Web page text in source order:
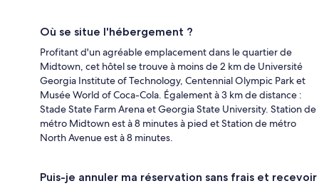
Où se situe l'hébergement ?
Profitant d'un agréable emplacement dans le quartier de
Midtown, cet hôtel se trouve à moins de 2 km de Université
Georgia Institute of Technology, Centennial Olympic Park et
Musée World of Coca-Cola. Également à 3 km de distance :
Stade State Farm Arena et Georgia State University. Station de
métro Midtown est à 8 minutes à pied et Station de métro
North Avenue est à 8 minutes.
Puis-je annuler ma réservation sans frais et recevoir